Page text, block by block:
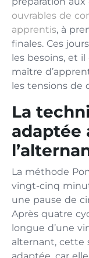
ouvrables de
apprentis, à
finales. Ces
les besoins, et il
maître
les tensions de
La
adaptée
La méthode
vingt-cinq
une pause de
Après quatre
longue d’une
alternant, cette